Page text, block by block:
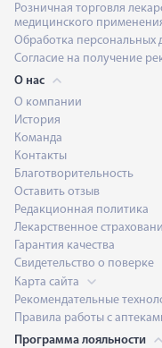
Розничная торговля
медицинского
Обработка персональных
Согласие на получение
О нас
О компании
История
Команда
Контакты
Благотворительность
Оставить отзыв
Редакционная политика
Лекарственное
Гарантия качества
Свидетельство о поверке
Карта сайта
Рекомендательные
Правила работы с
Программа лояльности